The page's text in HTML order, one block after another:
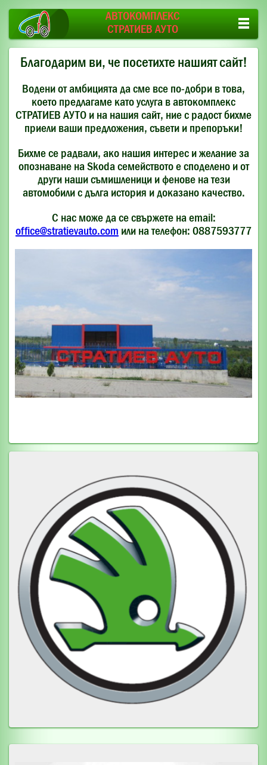
АВТОКОМПЛЕКС
СТРАТИЕВ АУТО
Благодарим ви, че посетихте нашият сайт!
Водени от амбицията да сме все по-добри в това,
което предлагаме като услуга в автокомплекс
СТРАТИЕВ АУТО и на нашия сайт, ние с радост бихме
приели ваши предложения, съвети и препоръки!
Бихме се радвали, ако нашия интерес и желание за
опознаване на Skoda семейството е споделено и от
други наши съмишленици и фенове на тези
автомобили с дълга история и доказано качество.
С нас може да се свържете на email:
office@stratievauto.com или на телефон: 0887593777